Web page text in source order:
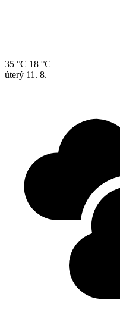
35 °C 18 °C
úterý 11. 8.